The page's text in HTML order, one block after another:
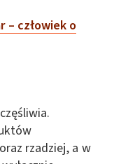
– człowiek o
rzadziej, a w